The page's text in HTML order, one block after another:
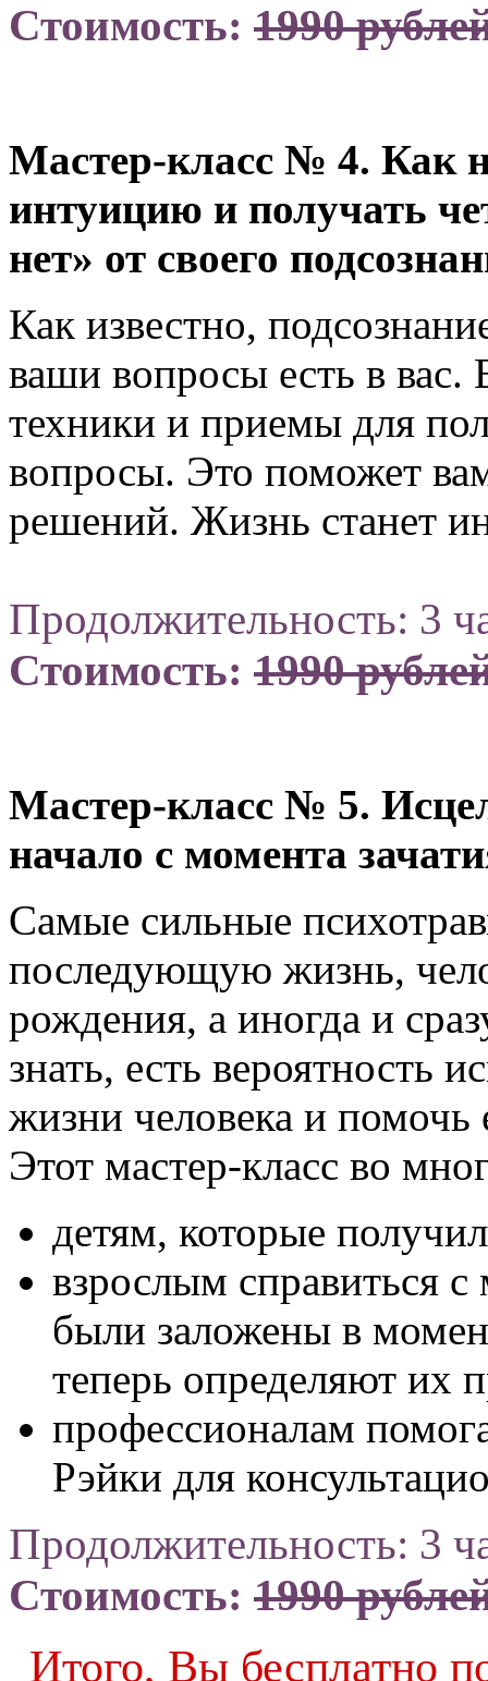
Стоимость: 1990
Мастер-класс № 4. Как
интуицию и получать
нет» от своего
Как известно,
ваши вопросы есть в вас.
техники и приемы для
вопросы. Это поможет
решений. Жизнь станет
Продолжительность: 3
Стоимость: 1990
Мастер-класс № 5.
начало с момента
Самые сильные
последующую жизнь,
рождения, а иногда и
знать, есть вероятность
жизни человека и помочь
Этот мастер-класс во
детям, которые
взрослым справиться
были заложены в
теперь определяют их
профессионалам
Рэйки для
Продолжительность: 3
Стоимость: 1990
Итого, Вы бесплатно